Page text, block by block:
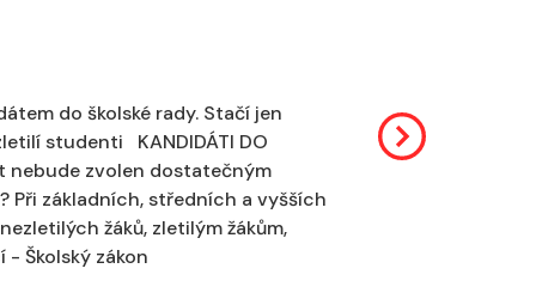
do školské rady. Stačí jen
studenti KANDIDÁTI DO
nebude zvolen dostatečným
Při základních, středních a vyšších
žáků, zletilým žákům,
Školský zákon